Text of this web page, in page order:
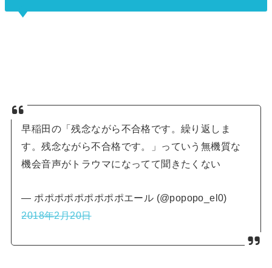
早稲田の「残念ながら不合格です。繰り返しま
す。残念ながら不合格です。」っていう無機質な
機会音声がトラウマになってて聞きたくない
— ポポポポポポポポポエール (@popopo_el0)
2018年2月20日